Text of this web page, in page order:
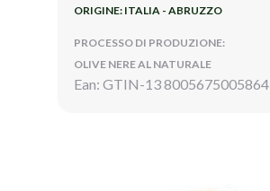
ORIGINE: ITALIA - ABRUZZO
PROCESSO DI PRODUZIONE:
OLIVE NERE AL NATURALE
Ean: GTIN-13 8005675005864